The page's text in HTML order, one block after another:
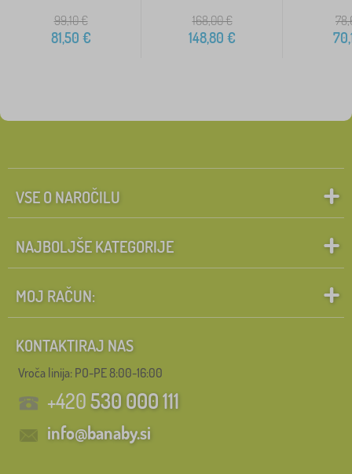
99,10€
81,50 €
168,00€
148,80 €
VSE O NAROČILU
NAJBOLJŠE KATEGORIJE
MOJ RAČUN:
KONTAKTIRAJ NAS
Vroča linija: PO-PE 8:00-16:00
+420530 000 111
info@banaby.si